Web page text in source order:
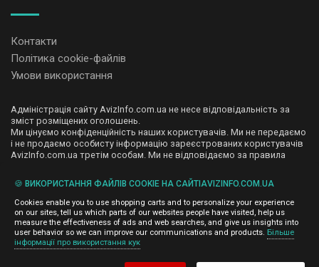
Контакти
Політика cookie-файлів
Умови використання
Адміністрація сайту AvizInfo.com.ua не несе відповідальність за
зміст розміщених оголошень.
Ми цінуємо конфіденційність наших користувачів. Ми не передаємо
і не продаємо особисту інформацію зареєстрованих користувачів
AvizInfo.com.ua третім особам. Ми не відповідаємо за правила
деяких сторінках нашого сайту представлена реклама Google
Adsense Advertising Network. Щоб дізнатися детальніше про
правила конфіденційності Googleнатисніть тут.
AvizInfo.com.ua
🍪 ВИКОРИСТАННЯ ФАЙЛІВ COOKIE НА САЙТІAVIZINFO.COM.UA
Cookies enable you to use shopping carts and to personalize your experience
on our sites, tell us which parts of our websites people have visited, help us
measure the effectiveness of ads and web searches, and give us insights into
user behavior so we can improve our communications and products. Більше
інформації про використання кук